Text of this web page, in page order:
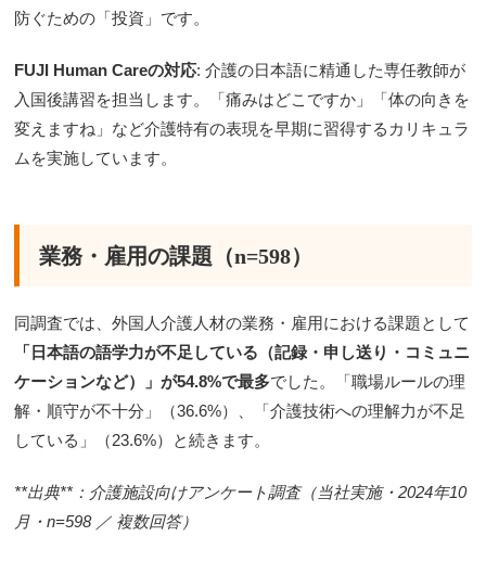
防ぐための「投資」です。
FUJI Human Careの対応: 介護の日本語に精通した専任教師が
入国後講習を担当します。「痛みはどこですか」「体の向きを
変えますね」など介護特有の表現を早期に習得するカリキュラ
ムを実施しています。
業務・雇用の課題（n=598）
同調査では、外国人介護人材の業務・雇用における課題として
「日本語の語学力が不足している（記録・申し送り・コミュニ
ケーションなど）」が54.8%で最多でした。「職場ルールの理
解・順守が不十分」（36.6%）、「介護技術への理解力が不足
している」（23.6%）と続きます。
**出典**：介護施設向けアンケート調査（当社実施・2024年10
月・n=598 ／ 複数回答）